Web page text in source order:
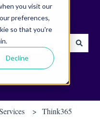
you visit our
preferences,
so that you're
Decline
the search field is empty.
Think365